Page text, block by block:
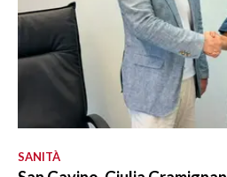
SANITÀ